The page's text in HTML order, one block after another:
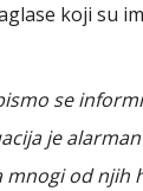
koji su
se
je
od njih